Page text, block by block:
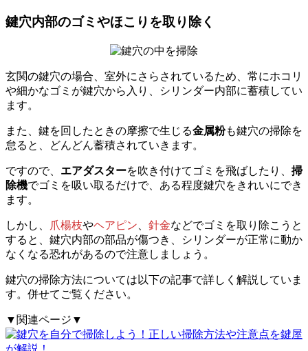
鍵穴内部のゴミやほこりを取り除く
玄関の鍵穴の場合、室外にさらされているため、常にホコリ
や細かなゴミが鍵穴から入り、シリンダー内部に蓄積してい
ます。
また、鍵を回したときの摩擦で生じる金属粉も鍵穴の掃除を
怠ると、どんどん蓄積されていきます。
ですので、 エアダスターを吹き付けてゴミを飛ばしたり、 掃
除機でゴミを吸い取るだけで、ある程度鍵穴をきれいにでき
ます。
しかし、 爪楊枝やヘアピン 針金などでゴミを取り除こうと
すると、鍵穴内部の部品が傷つき、シリンダーが正常に動か
なくなる恐れがあるので注意しましょう。
鍵穴の掃除方法については以下の記事で詳しく解説していま
す。併せてご覧ください。
▼関連ページ▼